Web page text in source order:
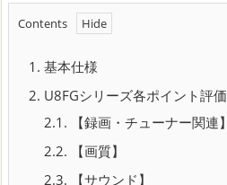
Contents
1. 基本仕様
2. U8FGシリーズ各ポイント評価
2.1. 【録画・チューナー関連】
2.2. 【画質】
2.3. 【サウンド】